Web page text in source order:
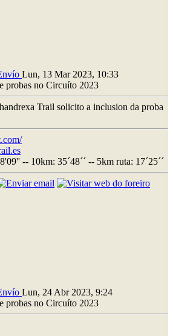
Lun, 13 Mar 2023, 10:33
probas no Circuíto 2023
Trail solicito a inclusion da proba
-- 10km: 35´48´´ -- 5km ruta: 17´25´´
Lun, 24 Abr 2023, 9:24
probas no Circuíto 2023